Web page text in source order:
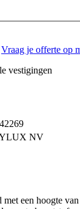
Vraag je offerte op
vestigingen
NV
met een hoogte